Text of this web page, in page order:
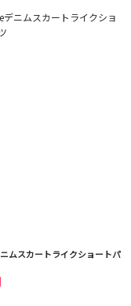
ムスカートライクショートパ